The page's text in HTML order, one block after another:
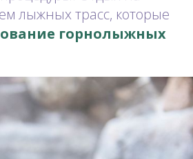
лыжных трасс, которые
горнолыжных